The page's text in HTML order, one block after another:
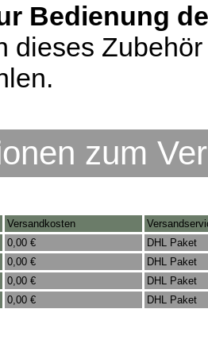
Bedienung
dieses
zum
Versandkosten
0,00 €
DHL Paket
0,00 €
DHL Paket
0,00 €
DHL Paket
0,00 € DHL Paket